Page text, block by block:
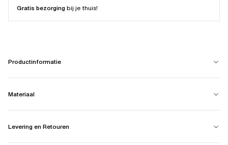
Gratis bezorgingbij je thuis!
Productinformatie
Materiaal
Levering en Retouren